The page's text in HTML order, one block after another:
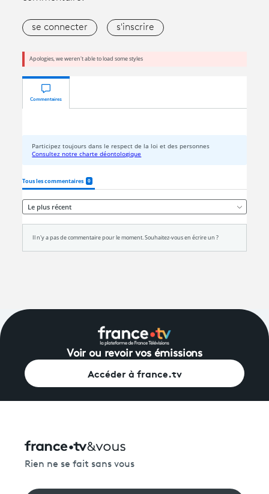
se connecter s'inscrire
Voir ou revoir vos émissions
Accéder à france.tv
Rien ne se fait sans vous